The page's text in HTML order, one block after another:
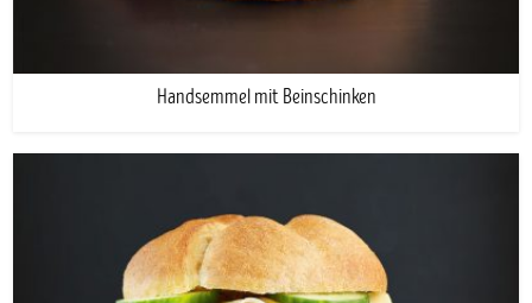
Handsemmel mit Beinschinken